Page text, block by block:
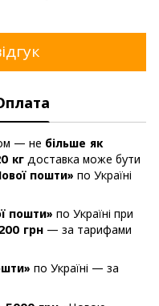
— не більше як
кг доставка може бути
пошти» по Україні
пошти» по Україні при
грн — за тарифами
по Україні — за